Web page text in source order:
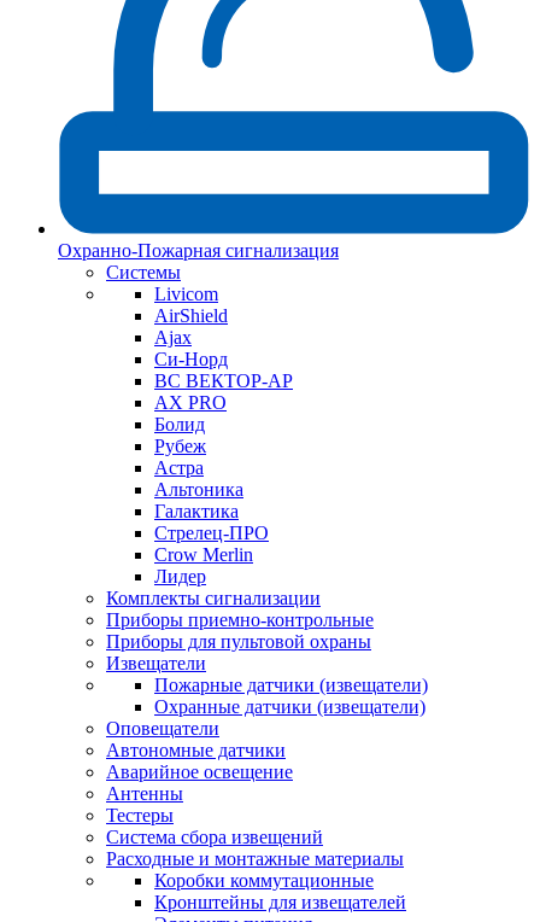
Охранно-Пожарная сигнализация
Системы
Livicom
AirShield
Ajax
Си-Норд
ВС ВЕКТОР-АР
AX PRO
Болид
Рубеж
Астра
Альтоника
Галактика
Стрелец-ПРО
Crow Merlin
Лидер
Комплекты сигнализации
Приборы приемно-контрольные
Приборы для пультовой охраны
Извещатели
Пожарные датчики (извещатели)
Охранные датчики (извещатели)
Оповещатели
Автономные датчики
Аварийное освещение
Антенны
Тестеры
Система сбора извещений
Расходные и монтажные материалы
Коробки коммутационные
Кронштейны для извещателей